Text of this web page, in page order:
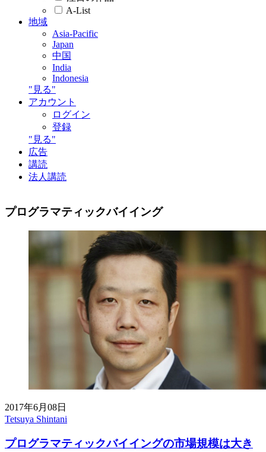
A-List
地域
Asia-Pacific
Japan
中国
India
Indonesia
"見る"
アカウント
ログイン
登録
"見る"
広告
講読
法人講読
プログラマティックバイイング
2017年6月08日
Tetsuya Shintani
プログラマティックバイイングの市場規模は大き